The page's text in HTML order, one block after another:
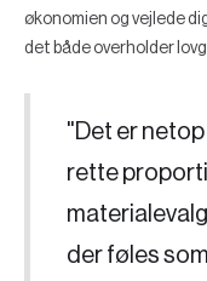
økonomien og vejlede
det både overholder
"Det er
rette
der føles